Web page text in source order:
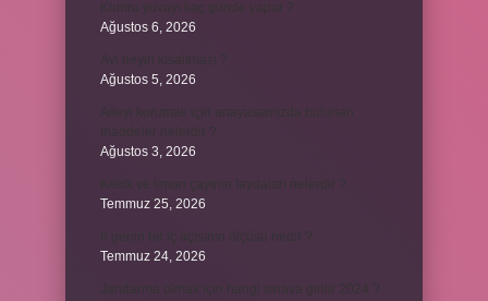
Ağustos 6, 2026
Ağustos 5, 2026
Ağustos 3, 2026
Temmuz 25, 2026
Temmuz 24, 2026